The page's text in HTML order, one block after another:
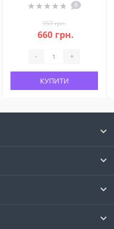
0
957 грн.
660 грн.
- +
КУПИТИ